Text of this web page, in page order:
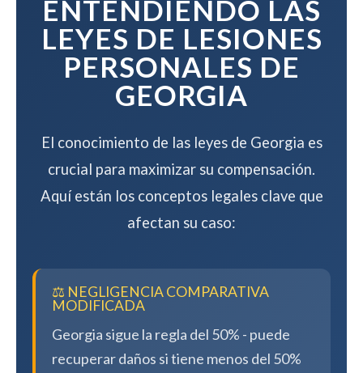
ENTENDIENDO LAS
LEYES DE LESIONES
PERSONALES DE
GEORGIA
El conocimiento de las leyes de Georgia es
crucial para maximizar su compensación.
Aquí están los conceptos legales clave que
afectan su caso:
⚖️ NEGLIGENCIA COMPARATIVA
MODIFICADA
Georgia sigue la regla del 50% - puede
recuperar daños si tiene menos del 50%